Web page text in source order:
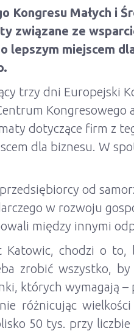
Kongresu Małych i
związane ze
lepszym miejscem
trzy dni Europejski
dotyczące firm z
dla biznesu. W
od
w rozwoju
między innymi
Katowic, chodzi o
zrobić wszystko,
których wymagają –
różnicując
50 tys. przy